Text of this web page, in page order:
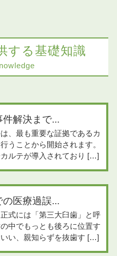
する基礎知識
件解決まで...
、最も重要な証拠であるカ
うことから開始されます。
ルテが導入されており […]
の医療過誤...
式には「第三大臼歯」と呼
中でもっとも後ろに位置す
い、親知らずを抜歯す […]